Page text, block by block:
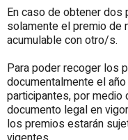
En caso de obtener dos
solamente el premio de
acumulable con otro/s.
Para poder recoger los
documentalmente el
participantes, por
documento legal en
los premios estarán